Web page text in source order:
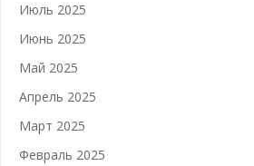
Июль 2025
Июнь 2025
Май 2025
Апрель 2025
Март 2025
Февраль 2025